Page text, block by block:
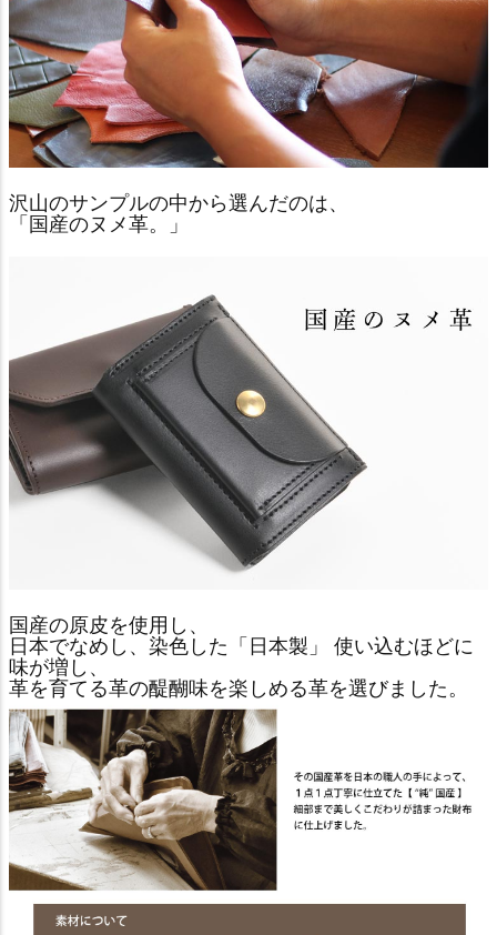
沢山のサンプルの中から選んだのは、
「国産のヌメ革。」
国産の原皮を使用し、
日本でなめし、染色した「日本製」 使い込むほどに
味が増し、
革を育てる革の醍醐味を楽しめる革を選びました。